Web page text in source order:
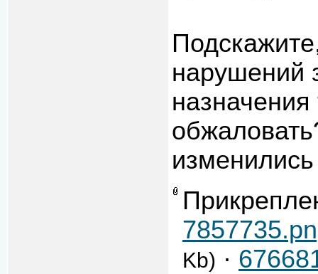
нарушений
Kb) ·